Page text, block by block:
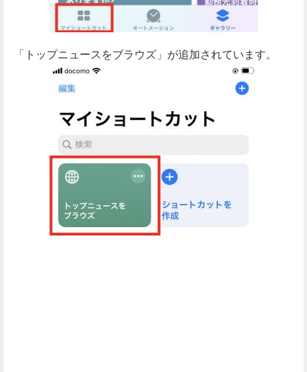
「トップニュースをブラウズ」が追加されています。